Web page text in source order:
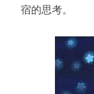
宿的思考。